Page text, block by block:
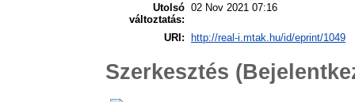
Utolsó
változtatás:
02 Nov 2021 07:16
URI: http://real-i.mtak.hu/id/eprint/1049
Szerkesztés